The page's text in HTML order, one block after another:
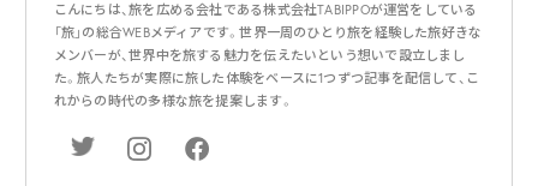
こんにちは、旅を広める会社である株式会社TABIPPOが運営をしている
「旅」の総合WEBメディアです。世界一周のひとり旅を経験した旅好きな
メンバーが、世界中を旅する魅力を伝えたいという想いで設立しまし
た。旅人たちが実際に旅した体験をベースに1つずつ記事を配信して、こ
れからの時代の多様な旅を提案します。